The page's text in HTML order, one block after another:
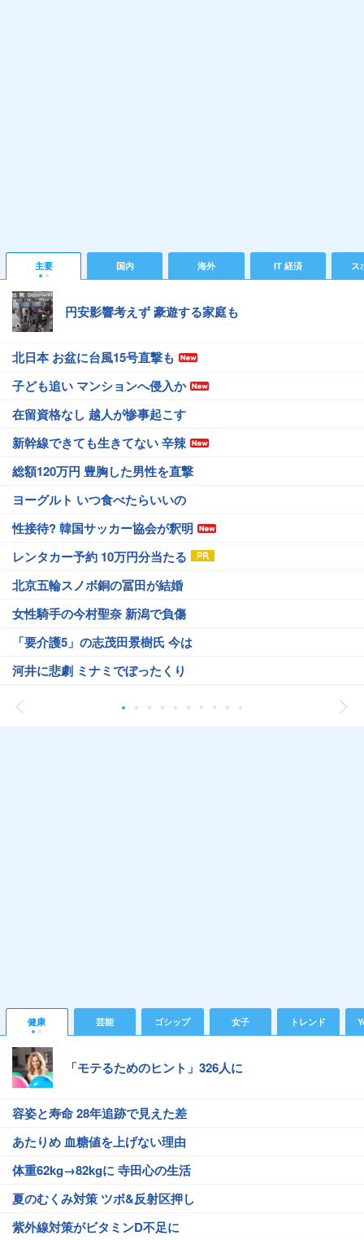
主要 国内 海外 IT 経済 ス
円安影響考えず 豪遊する家庭も
北日本 お盆に台風15号直撃も
子ども追い マンションへ侵入か
在留資格なし 越人が惨事起こす
新幹線できても生きてない 辛辣
総額120万円 豊胸した男性を直撃
ヨーグルト いつ食べたらいいの
性接待? 韓国サッカー協会が釈明
レンタカー予約 10万円分当たる
北京五輪スノボ銅の冨田が結婚
女性騎手の今村聖奈 新潟で負傷
「要介護5」の志茂田景樹氏 今は
河井に悲劇 ミナミでぼったくり
健康 芸能 ゴシップ 女子 トレンド
「モテるためのヒント」326人に
容姿と寿命 28年追跡で見えた差
あたりめ 血糖値を上げない理由
体重62kg→82kgに 寺田心の生活
夏のむくみ対策 ツボ&反射区押し
紫外線対策がビタミンD不足に